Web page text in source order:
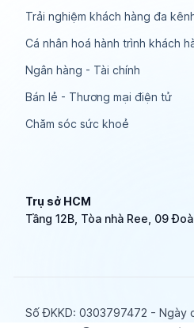
Trải nghiệm khách hàng đa
Cá nhân hoá hành trình khách
Ngân hàng - Tài chính
Bán lẻ - Thương mại điện tử
Chăm sóc sức khoẻ
Trụ sở HCM
Tầng 12B, Tòa nhà Ree, 09
Số ĐKKD: 0​3​0​3​7​9​7​4​7​2 - Ngày